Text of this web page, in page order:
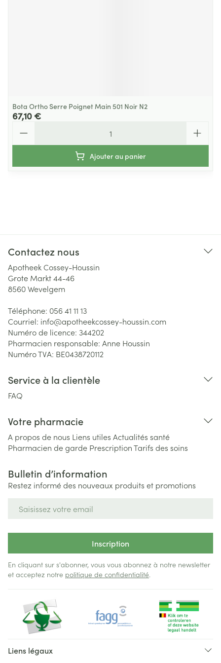
Bota Ortho Serre Poignet Main 501 Noir N2
67,10 €
Ajouter au panier
Contactez nous
Apotheek Cossey-Houssin
Grote Markt 44-46
8560Wevelgem
Téléphone: 056 41 11 13
Courriel: info@apotheekcossey-houssin.com
Numéro de licence: 344202
Pharmacien responsable: Anne Houssin
Numéro TVA: BE0438720112
Service à la clientèle
FAQ
Votre pharmacie
A propos de nous Liens utiles Actualités santé
Pharmacien de garde PrescriptionTarifs des soins
Bulletin d’information
Restez informé des nouveaux produits et promotions
Inscription
En cliquant sur s'abonner, vous vous abonnez à notre newsletter
et acceptez notre politique de confidentialité.
Liens légaux